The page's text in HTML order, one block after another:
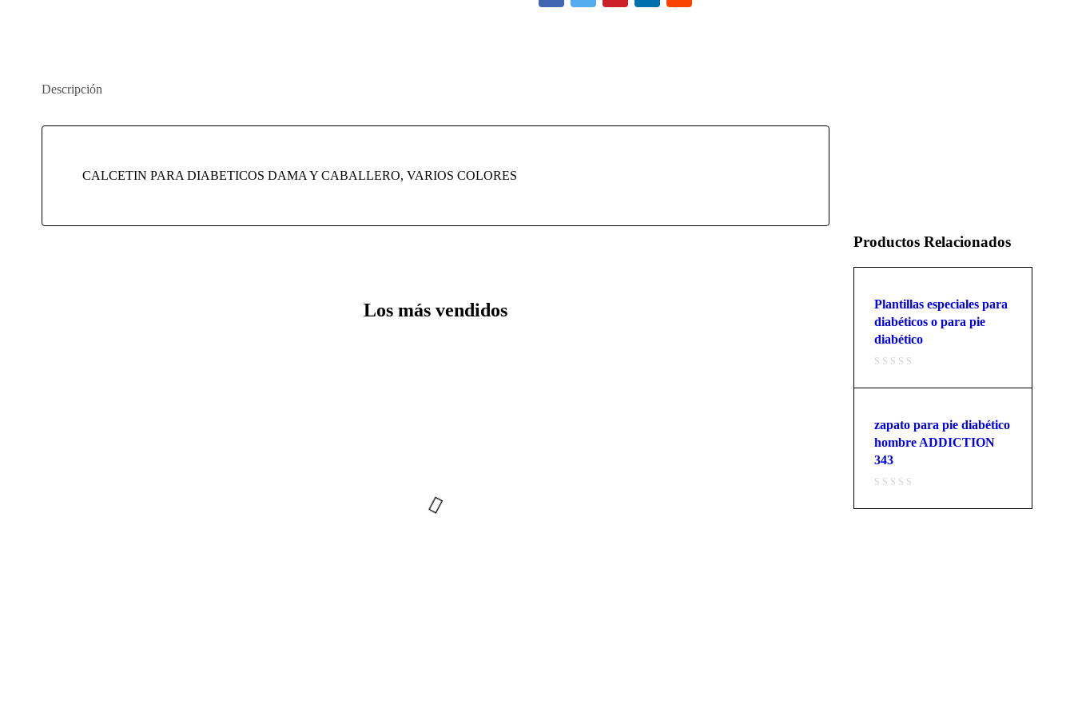
Descripción
CALCETIN PARA DIABETICOS DAMA Y CABALLERO, VARIOS COLORES
Los más vendidos
Productos Relacionados
Plantillas especiales para
diabéticos o para pie
diabético
zapato para pie diabético
hombre ADDICTION
343